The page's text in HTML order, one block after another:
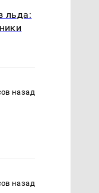
льда:
назад
назад